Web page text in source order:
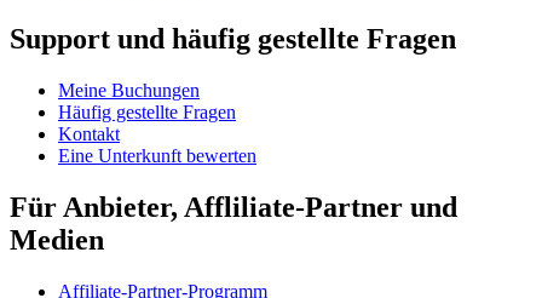
Support und häufig gestellte Fragen
Meine Buchungen
Häufig gestellte Fragen
Kontakt
Eine Unterkunft bewerten
Für Anbieter, Affliliate-Partner und
Medien
Affiliate-Partner-Programm